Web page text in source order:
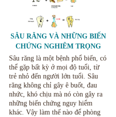
SÂU RĂNG VÀ NHỮNG BIẾN
CHỨNG NGHIÊM TRỌNG
CỦA NÓ
Sâu răng là một bệnh phổ biến, có
thể gặp bất kỳ ở mọi độ tuổi, từ
trẻ nhỏ đến người lớn tuổi. Sâu
răng không chỉ gây ê buốt, đau
nhức, khó chịu mà nó còn gây ra
những biến chứng nguy hiểm
khác. Vậy làm thế nào để phòng